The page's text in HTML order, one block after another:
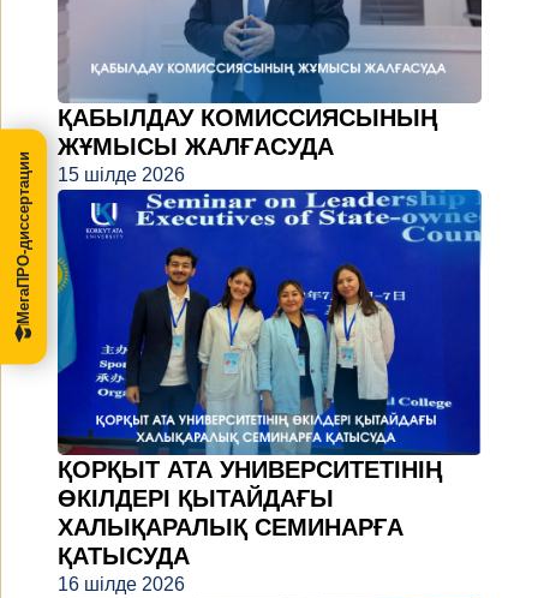
ҚАБЫЛДАУ КОМИССИЯСЫНЫҢ
ЖҰМЫСЫ ЖАЛҒАСУДА
15 шілде 2026
ҚОРҚЫТ АТА УНИВЕРСИТЕТІНІҢ
ӨКІЛДЕРІ ҚЫТАЙДАҒЫ
ХАЛЫҚАРАЛЫҚ СЕМИНАРҒА
ҚАТЫСУДА
16 шілде 2026
МегаПРО-диссертации